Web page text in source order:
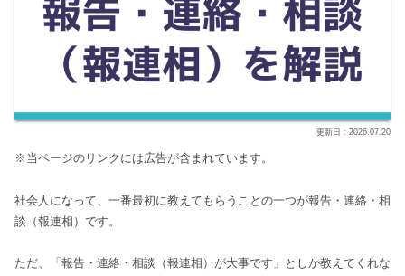
2026.07.20
※当ページのリンクには広告が含まれています。
社会人になって、一番最初に教えてもらうことの一つが報告・連絡・相
談（報連相）です。
ただ、「報告・連絡・相談（報連相）が大事です」としか教えてくれな